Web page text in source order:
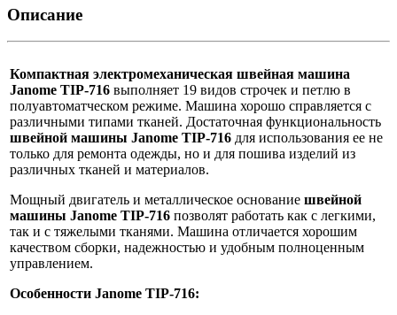
Описание
Компактная электромеханическая швейная машина
Janome TIP-716 выполняет 19 видов строчек и петлю в
полуавтоматческом режиме. Машина хорошо справляется с
различными типами тканей. Достаточная функциональность
швейной машины Janome TIP-716 для использования ее не
только для ремонта одежды, но и для пошива изделий из
различных тканей и материалов.
Мощный двигатель и металлическое основание швейной
машины Janome TIP-716 позволят работать как с легкими,
так и с тяжелыми тканями. Машина отличается хорошим
качеством сборки, надежностью и удобным полноценным
управлением.
Особенности Janome TIP-716: